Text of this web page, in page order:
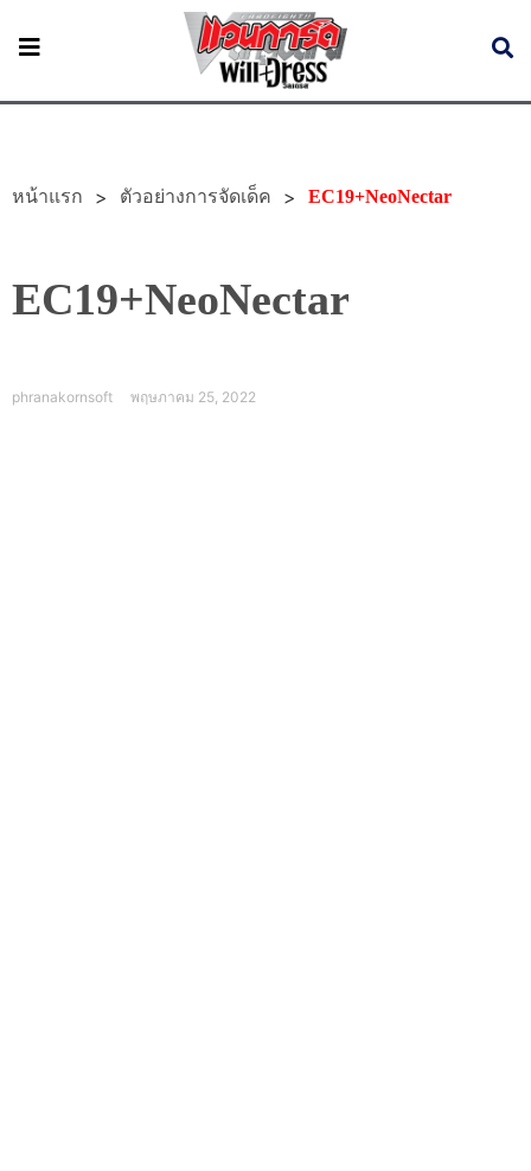
หน้าแรก > ตัวอย่างการจัดเด็ค > EC19+NeoNectar
EC19+NeoNectar
phranakornsoft พฤษภาคม 25, 2022